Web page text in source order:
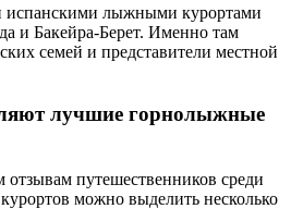
испанскими лыжными курортами
и Бакейра-Берет. Именно там
семей и представители местной
лучшие горнолыжные
путешественников среди
можно выделить несколько